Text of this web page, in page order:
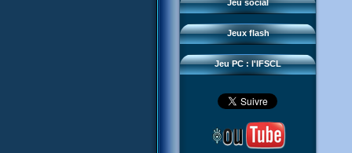
Jeu social
Jeux flash
Sector 2 Escape
Jeu PC : l'IFSCL
Téléchargements
Réseau IFSCL